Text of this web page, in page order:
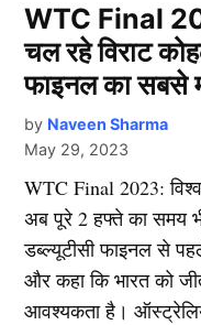
WTC Final
चल रहे विराट
फाइनल का सबसे
by Naveen Sharma
May 29, 2023
WTC Final 2023:
अब पूरे 2 हफ्ते का समय
डब्ल्यूटीसी फाइनल से
और कहा कि भारत को
आवश्यकता है।